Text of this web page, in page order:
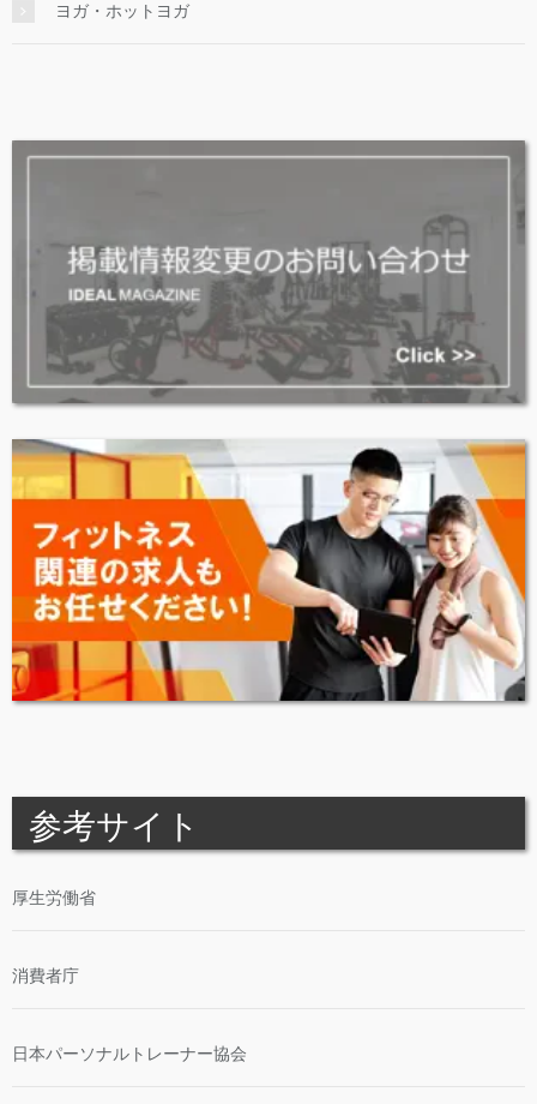
ヨガ・ホットヨガ
参考サイト
厚生労働省
消費者庁
日本パーソナルトレーナー協会